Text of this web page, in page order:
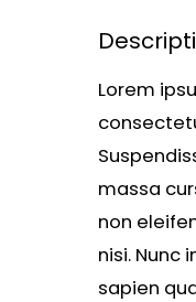
Lorem
massa
non
nisi. Nunc
sapien